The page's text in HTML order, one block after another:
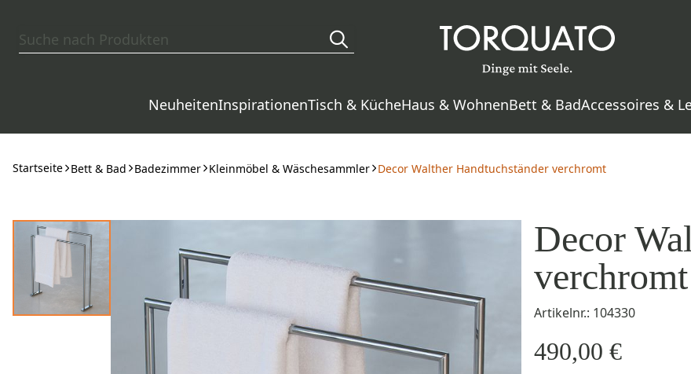
NeuheitenInspirationenTisch & KücheHaus & WohnenBett & BadAccessoires &
Startseite Bett & Bad Badezimmer Kleinmöbel & Wäschesammler Decor Walther Handtuchständer verchromt
Decor
verchromt
Artikelnr.: 104330
490,00 €